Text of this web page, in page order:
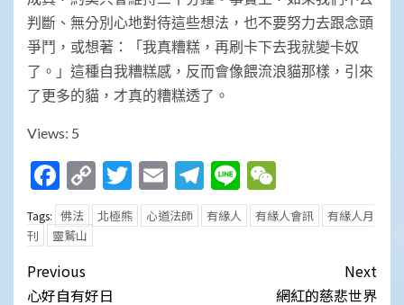
判斷、無分別心地對待這些想法，也不要努力去跟念頭
爭鬥，或想著：「我真糟糕，再刷卡下去我就變卡奴
了。」這種自我糟糕感，反而會像餵流浪貓那樣，引來
了更多的貓，才真的糟糕透了。
Views: 5
Facebook
Copy
Link
Twitter
EmailTelegram
Line
Tags: 佛法 北極熊 心道法師 有緣人 有緣人會訊
有緣人月
刊
靈鷲山
Post
Previous
心好自有好日
Next
網紅的慈悲世界